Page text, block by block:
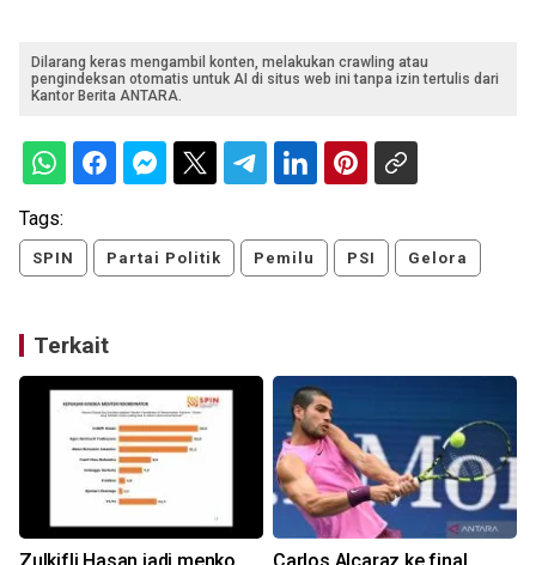
Dilarang keras mengambil konten, melakukan crawling atau
pengindeksan otomatis untuk AI di situs web ini tanpa izin tertulis dari
Kantor Berita ANTARA.
Tags:
SPIN Partai Politik Pemilu PSI Gelora
Terkait